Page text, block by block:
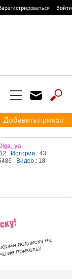
Войти
Добавить прикол
Истории : 43
Видео : 18